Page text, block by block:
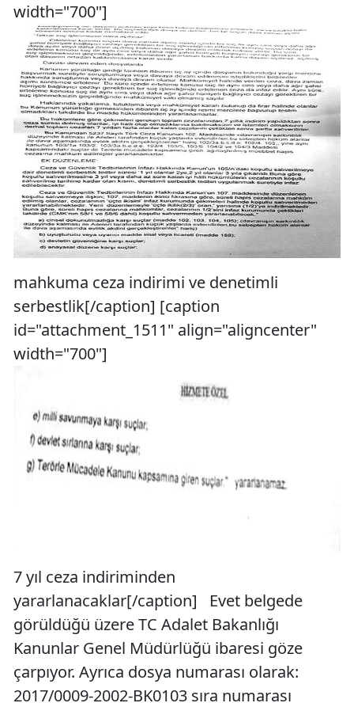
width="700"]
mahkuma ceza indirimi ve denetimli
serbestlik[/caption] [caption
id="attachment_1511" align="aligncenter"
width="700"]
7 yıl ceza indiriminden
yararlanacaklar[/caption] Evet belgede
görüldüğü üzere TC Adalet Bakanlığı
Kanunlar Genel Müdürlüğü ibaresi göze
çarpıyor. Ayrıca dosya numarası olarak:
2017/0009-2002-BK0103 sıra numarası